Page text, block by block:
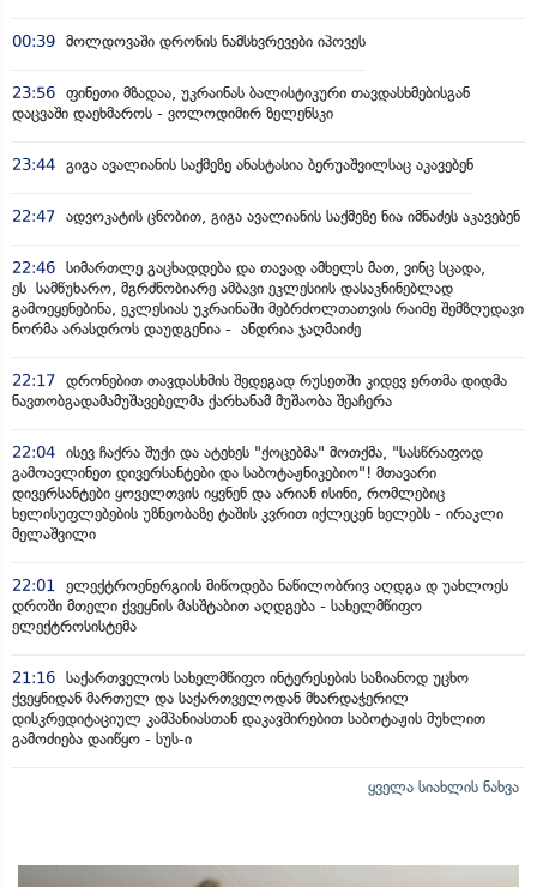
00:39 მოლდოვაში დრონის ნამსხვრევები იპოვეს
23:56 ფინეთი მზადაა, უკრაინას ბალისტიკური თავდასხმებისგან
დაცვაში დაეხმაროს - ვოლოდიმირ ზელენსკი
23:44 გიგა ავალიანის საქმეზე ანასტასია ბერუაშვილსაც აკავებენ
22:47 ადვოკატის ცნობით, გიგა ავალიანის საქმეზე ნია იმნაძეს აკავებენ
22:46 სიმართლე გაცხადდება და თავად ამხელს მათ, ვინც სცადა,
ეს სამწუხარო, მგრძნობიარე ამბავი ეკლესიის დასაკნინებლად
გამოეყენებინა, ეკლესიას უკრაინაში მებრძოლთათვის რაიმე შემზღუდავი
ნორმა არასდროს დაუდგენია - ანდრია ჯაღმაიძე
22:17 დრონებით თავდასხმის შედეგად რუსეთში კიდევ ერთმა დიდმა
ნავთობგადამამუშავებელმა ქარხანამ მუშაობა შეაჩერა
22:04 ისევ ჩაქრა შუქი და ატეხეს "ქოცებმა" მოთქმა, "სასწრაფოდ
გამოავლინეთ დივერსანტები და საბოტაჟნიკებიო"! მთავარი
დივერსანტები ყოველთვის იყვნენ და არიან ისინი, რომლებიც
ხელისუფლებების უზნეობაზე ტაშის კვრით იქლეცენ ხელებს - ირაკლი
მელაშვილი
22:01
ელექტროენერგიის მიწოდება ნაწილობრივ აღდგა დ უახლოეს
დროში მთელი ქვეყნის მასშტაბით აღდგება - სახელმწიფო
ელექტროსისტემა
21:16 საქართველოს სახელმწიფო ინტერესების საზიანოდ უცხო
ქვეყნიდან მართულ და საქართველოდან მხარდაჭერილ
დისკრედიტაციულ კამპანიასთან დაკავშირებით საბოტაჟის მუხლით
გამოძიება დაიწყო - სუს-ი
ყველა სიახლის ნახვა